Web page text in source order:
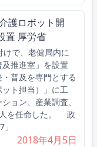
護ロボット開
置 厚労省
で、老健局内に
及推進室」を設置
普及を専門とする
ット担当）」に工
ョン、産業調査、
を任命した。 政
2018年4月5日